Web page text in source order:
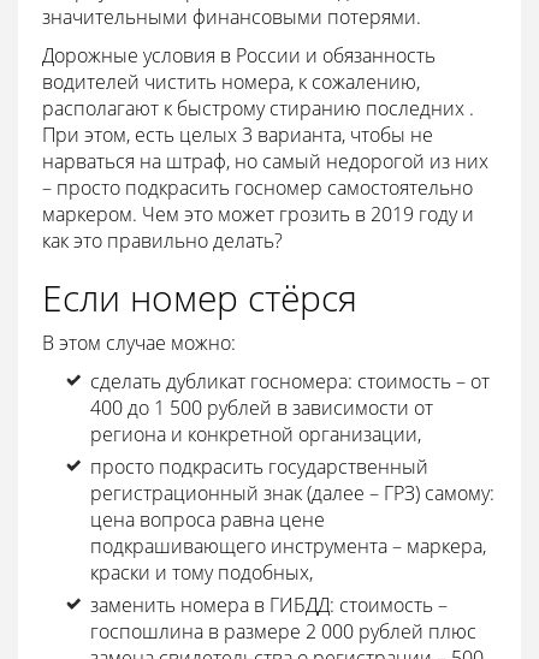
значительными финансовыми потерями.
Дорожные условия в России и обязанность
водителей чистить номера, к сожалению,
располагают к быстрому стиранию последних .
При этом, есть целых 3 варианта, чтобы не
нарваться на штраф, но самый недорогой из них
– просто подкрасить госномер самостоятельно
маркером. Чем это может грозить в 2019 году и
как это правильно делать?
Если номер стёрся
В этом случае можно:
сделать дубликат госномера: стоимость – от
400 до 1 500 рублей в зависимости от
региона и конкретной организации,
просто подкрасить государственный
регистрационный знак (далее – ГРЗ) самому:
цена вопроса равна цене
подкрашивающего инструмента – маркера,
краски и тому подобных,
заменить номера в ГИБДД: стоимость –
госпошлина в размере 2 000 рублей плюс